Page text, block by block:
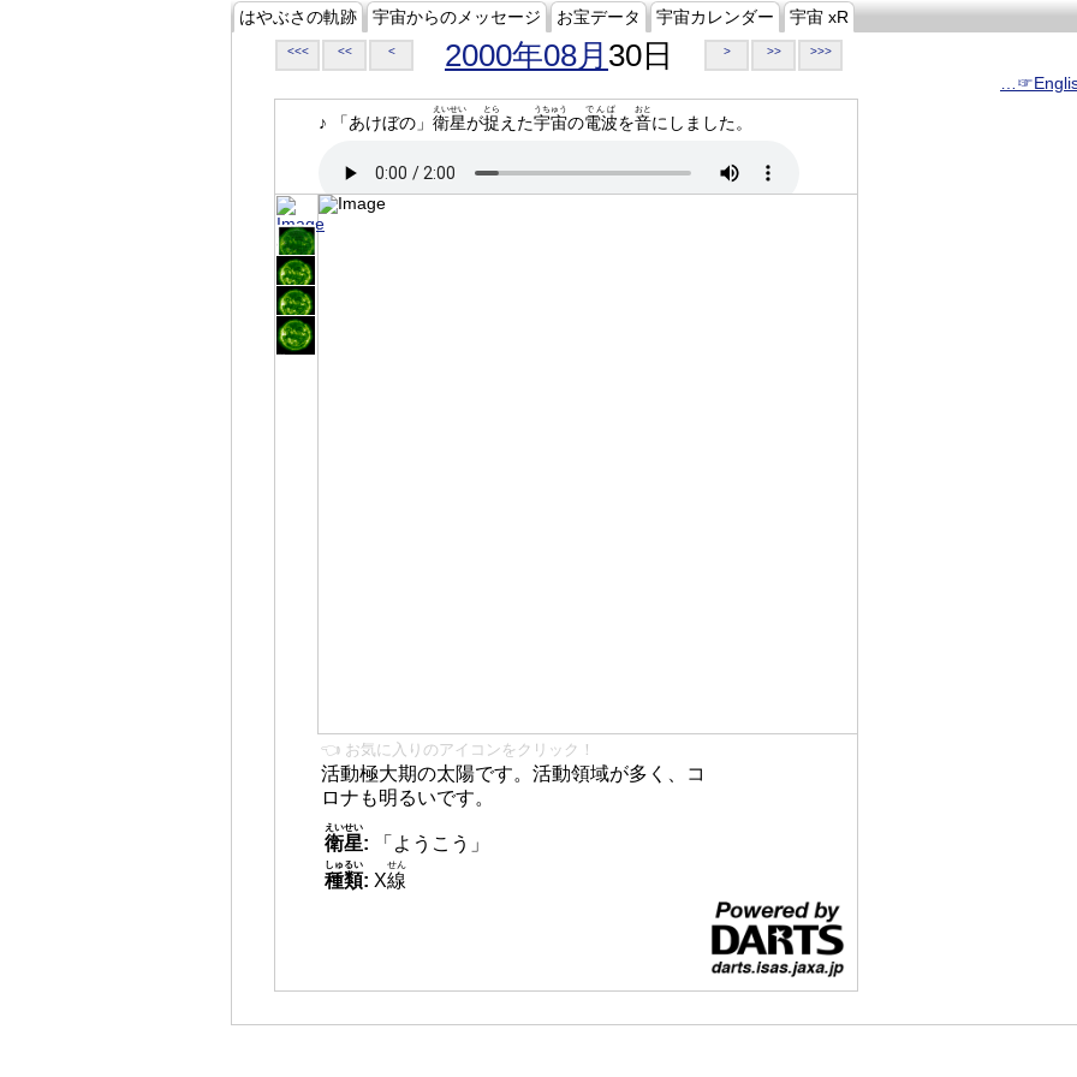
はやぶさの軌跡 宇宙からのメッセージ お宝データ 宇宙カレンダー 宇宙 xR
<<< << < 2000年08月 30日 > >> >>>
♪ 「あけぼの」 衛星
えいせい
が捉
とら
えた宇宙
うちゅう
の電波
でんぱ
を音
おと
にしました。
👈 お気に入りのアイコンをクリック！
活動極大期の太陽です。活動領域が多く、コ
ロナも明るいです。
衛星
えいせい
:
「ようこう」
種類
しゅるい
: X線
せん